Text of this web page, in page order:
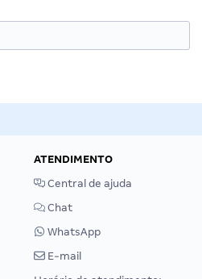
ATENDIMENTO
Central de ajuda
Chat
WhatsApp
E-mail